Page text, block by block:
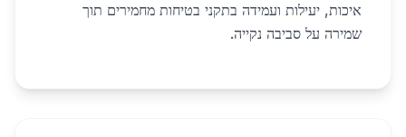
איכות, יעילות ועמידה בתקני בטיחות מחמירים תוך
שמירה על סביבה נקייה.